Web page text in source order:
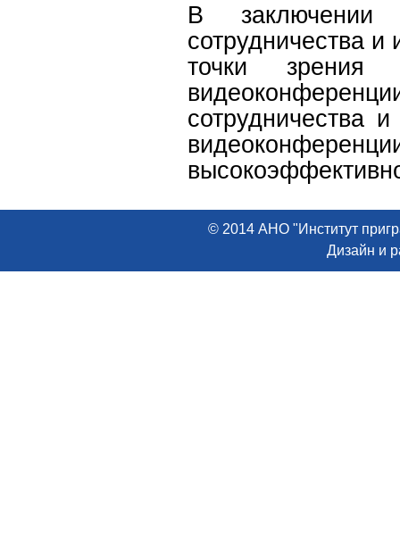
В заключении
сотрудничества
точки зрения
сотрудничества
© 2014 АНО "Институт
Дизайн и